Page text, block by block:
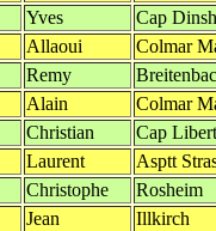
Yves
Cap
Allaoui
Colmar
Remy
Alain
Colmar
Christian
Cap
Laurent
Asptt
Christophe
Rosheim
Jean
Illkirch